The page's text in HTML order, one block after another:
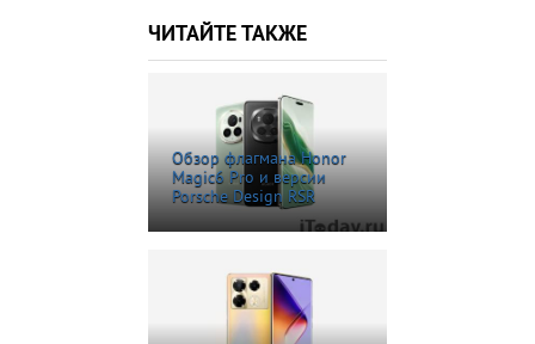
ЧИТАЙТЕ ТАКЖЕ
Обзор флагмана Honor
Magic6 Pro и версии
Porsche Design RSR